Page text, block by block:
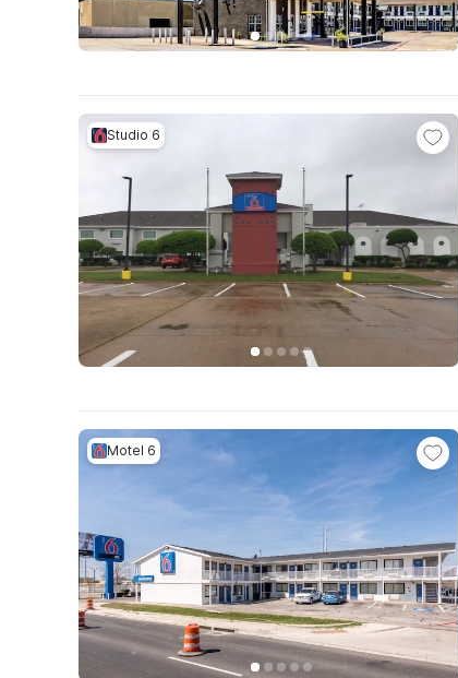
Studio 6
Motel 6